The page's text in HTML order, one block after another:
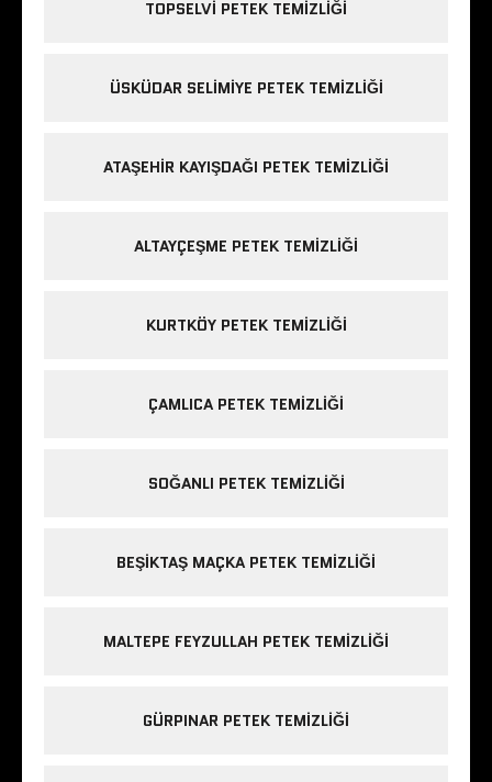
TOPSELVI PETEK TEMIZLIĞI
ÜSKÜDAR SELIMIYE PETEK TEMIZLIĞI
ATAŞEHIR KAYIŞDAĞI PETEK TEMIZLIĞI
ALTAYÇEŞME PETEK TEMIZLIĞI
KURTKÖY PETEK TEMIZLIĞI
ÇAMLICA PETEK TEMIZLIĞI
SOĞANLI PETEK TEMIZLIĞI
BEŞIKTAŞ MAÇKA PETEK TEMIZLIĞI
MALTEPE FEYZULLAH PETEK TEMIZLIĞI
GÜRPINAR PETEK TEMIZLIĞI